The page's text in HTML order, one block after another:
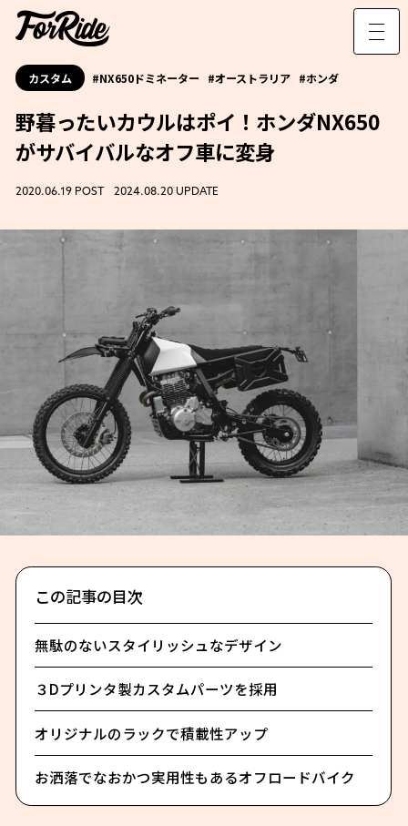
カスタム NX650ドミネーター オーストラリア ホンダ
野暮ったいカウルはポイ！ホンダNX650
がサバイバルなオフ車に変身
2020.06.19 POST 2024.08.20 UPDATE
この記事の目次
無駄のないスタイリッシュなデザイン
３Dプリンタ製カスタムパーツを採用
オリジナルのラックで積載性アップ
お洒落でなおかつ実用性もあるオフロードバイク